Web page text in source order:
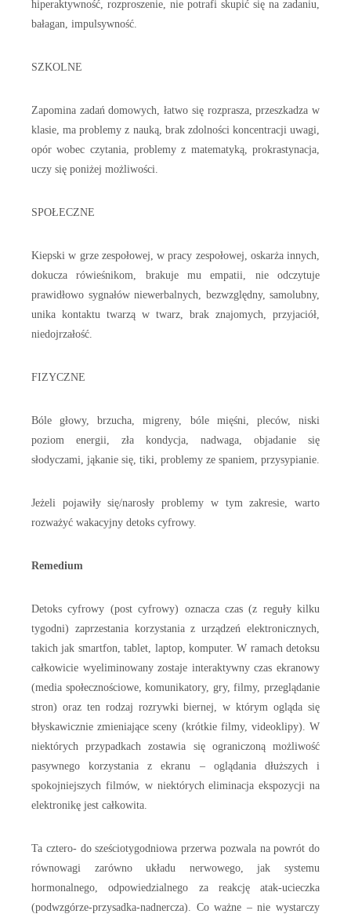
hiperaktywność, rozproszenie, nie potrafi skupić się na zadaniu,
bałagan, impulsywność.
SZKOLNE
Zapomina zadań domowych, łatwo się rozprasza, przeszkadza w
klasie, ma problemy z nauką, brak zdolności koncentracji uwagi,
opór wobec czytania, problemy z matematyką, prokrastynacja,
uczy się poniżej możliwości.
SPOŁECZNE
Kiepski w grze zespołowej, w pracy zespołowej, oskarża innych,
dokucza rówieśnikom, brakuje mu empatii, nie odczytuje
prawidłowo sygnałów niewerbalnych, bezwzględny, samolubny,
unika kontaktu twarzą w twarz, brak znajomych, przyjaciół,
niedojrzałość.
FIZYCZNE
Bóle głowy, brzucha, migreny, bóle mięśni, pleców, niski
poziom energii, zła kondycja, nadwaga, objadanie się
słodyczami, jąkanie się, tiki, problemy ze spaniem, przysypianie.
Jeżeli pojawiły się/narosły problemy w tym zakresie, warto
rozważyć wakacyjny detoks cyfrowy.
Remedium
Detoks cyfrowy (post cyfrowy) oznacza czas (z reguły kilku
tygodni) zaprzestania korzystania z urządzeń elektronicznych,
takich jak smartfon, tablet, laptop, komputer. W ramach detoksu
całkowicie wyeliminowany zostaje interaktywny czas ekranowy
(media społecznościowe, komunikatory, gry, filmy, przeglądanie
stron) oraz ten rodzaj rozrywki biernej, w którym ogląda się
błyskawicznie zmieniające sceny (krótkie filmy, videoklipy). W
niektórych przypadkach zostawia się ograniczoną możliwość
pasywnego korzystania z ekranu – oglądania dłuższych i
spokojniejszych filmów, w niektórych eliminacja ekspozycji na
elektronikę jest całkowita.
Ta cztero- do sześciotygodniowa przerwa pozwala na powrót do
równowagi zarówno układu nerwowego, jak systemu
hormonalnego, odpowiedzialnego za reakcję atak-ucieczka
(podwzgórze-przysadka-nadnercza). Co ważne – nie wystarczy